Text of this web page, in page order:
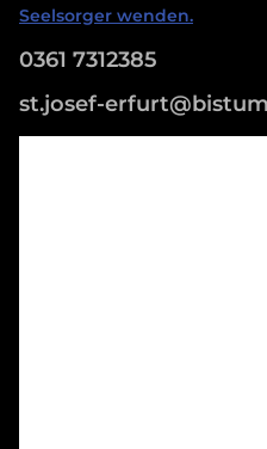
Seelsorger wenden.
0361 7312385
st.josef-